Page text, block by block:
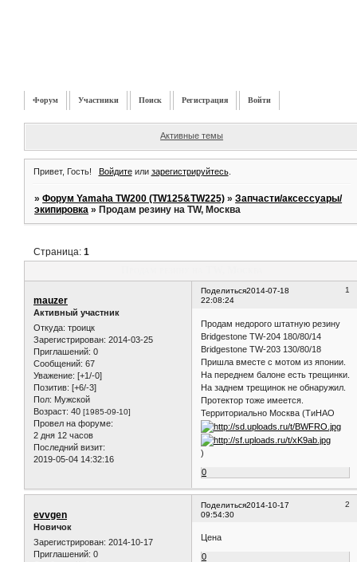
Форум Участники Поиск Регистрация Войти
Активные темы
Привет, Гость! Войдитеили зарегистрируйтесь.
»Форум Yamaha TW200 (TW125&TW225) »Запчасти/аксессуары/
экипировка »Продам резину на TW, Москва
Страница:1
Поделиться 1
2014-07-18
22:08:24
mauzer
Активный участник
Откуда: троицк
Зарегистрирован: 2014-03-25
Приглашений: 0
Сообщений: 67
Уважение: [+1/-0]
Позитив: [+6/-3]
Пол: Мужской
Возраст: 40 [1985-09-10]
Провел на форуме:
2 дня 12 часов
Последний визит:
2019-05-04 14:32:16
Продам недорого штатную резину
Bridgestone TW-204 180/80/14
Bridgestone TW-203 130/80/18
Пришла вместе с мотом из японии.
На переднем балоне есть трещинки.
На заднем трещинок не обнаружил.
Протектор тоже имеется.
Территориально Москва (ТиНАО
)
0
Поделиться 2
2014-10-17
09:54:30
evvgen
Новичок
Зарегистрирован: 2014-10-17
Приглашений: 0
Цена
0